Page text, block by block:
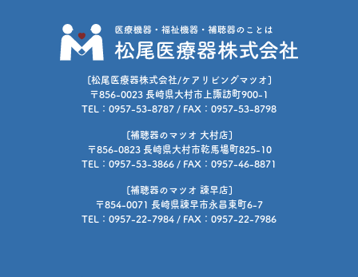
[松尾医療器株式会社/ケアリビングマツオ]
〒856-0023 長崎県大村市上諏訪町900-1
TEL：0957-53-8787 / FAX：0957-53-8798
[補聴器のマツオ 大村店]
〒856-0823 長崎県大村市乾馬場町825-10
TEL：0957-53-3866 / FAX：0957-46-8871
[補聴器のマツオ 諫早店]
〒854-0071 長崎県諫早市永昌東町6-7
TEL：0957-22-7984 / FAX：0957-22-7986